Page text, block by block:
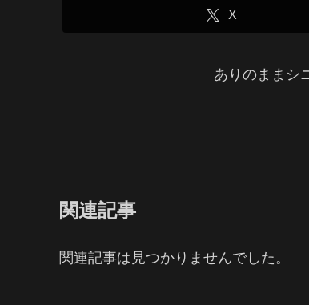
X
ありのままシ
関連記事
関連記事は見つかりませんでした。